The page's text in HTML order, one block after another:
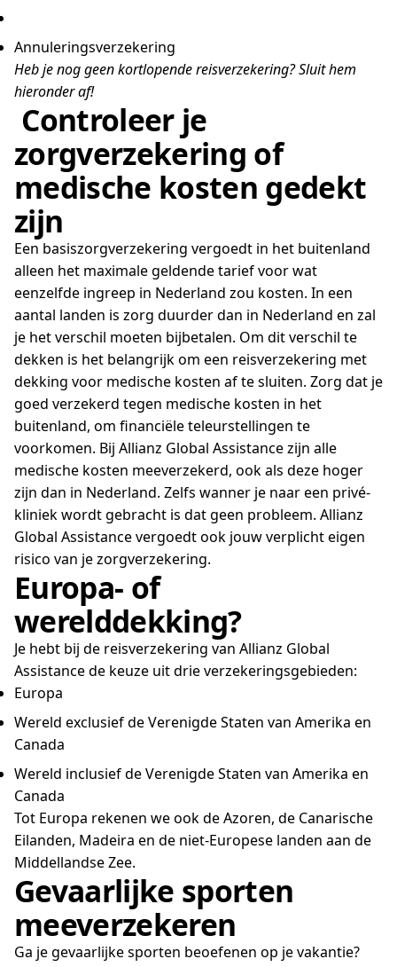
Annuleringsverzekering
Heb je nog geen kortlopende reisverzekering? Sluit hem
hieronder af!
Controleer je
zorgverzekering of
medische kosten gedekt
zijn
Een basiszorgverzekering vergoedt in het buitenland
alleen het maximale geldende tarief voor wat
eenzelfde ingreep in Nederland zou kosten. In een
aantal landen is zorg duurder dan in Nederland en zal
je het verschil moeten bijbetalen. Om dit verschil te
dekken is het belangrijk om een reisverzekering met
dekking voor medische kosten af te sluiten. Zorg dat je
goed verzekerd tegen medische kosten in het
buitenland, om financiële teleurstellingen te
voorkomen. Bij Allianz Global Assistance zijn alle
medische kosten meeverzekerd, ook als deze hoger
zijn dan in Nederland. Zelfs wanner je naar een privé-
kliniek wordt gebracht is dat geen probleem. Allianz
Global Assistance vergoedt ook jouw verplicht eigen
risico van je zorgverzekering.
Europa- of
werelddekking?
Je hebt bij de reisverzekering van Allianz Global
Assistance de keuze uit drie verzekeringsgebieden:
Europa
Wereld exclusief de Verenigde Staten van Amerika en
Canada
Wereld inclusief de Verenigde Staten van Amerika en
Canada
Tot Europa rekenen we ook de Azoren, de Canarische
Eilanden, Madeira en de niet-Europese landen aan de
Middellandse Zee.
Gevaarlijke sporten
meeverzekeren
Ga je gevaarlijke sporten beoefenen op je vakantie?